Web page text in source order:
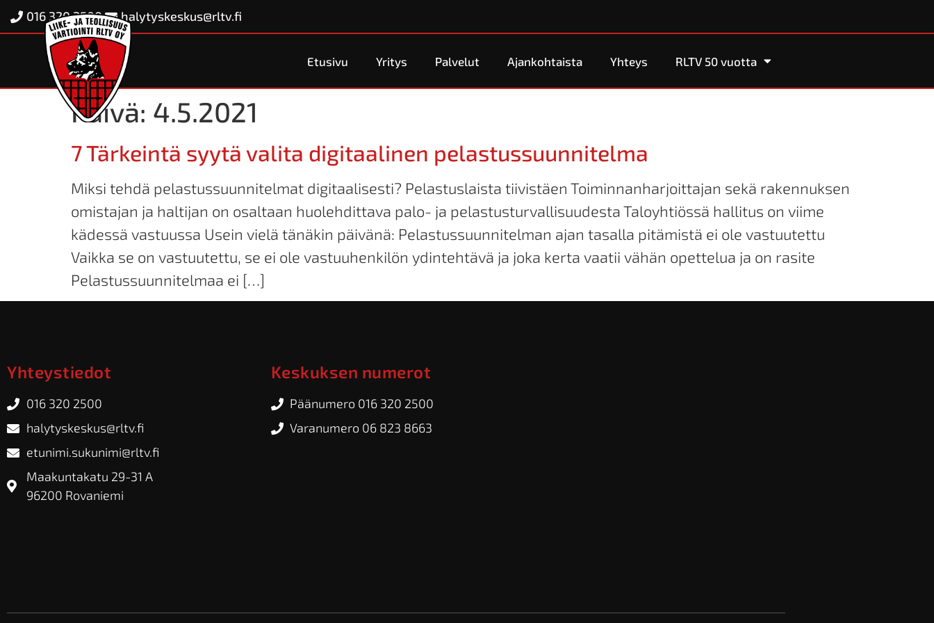
016 320 2500 halytyskeskus@rltv.fi
Etusivu Yritys Palvelut Ajankohtaista Yhteys RLTV 50 vuotta
Päivä: 4.5.2021
7 Tärkeintä syytä valita digitaalinen pelastussuunnitelma
Miksi tehdä pelastussuunnitelmat digitaalisesti? Pelastuslaista tiivistäen Toiminnanharjoittajan sekä rakennuksen
omistajan ja haltijan on osaltaan huolehdittava palo- ja pelastusturvallisuudesta Taloyhtiössä hallitus on viime
kädessä vastuussa Usein vielä tänäkin päivänä: Pelastussuunnitelman ajan tasalla pitämistä ei ole vastuutettu
Vaikka se on vastuutettu, se ei ole vastuuhenkilön ydintehtävä ja joka kerta vaatii vähän opettelua ja on rasite
Pelastussuunnitelmaa ei […]
Yhteystiedot
016 320 2500
halytyskeskus@rltv.fi
etunimi.sukunimi@rltv.fi
Maakuntakatu 29-31 A
96200 Rovaniemi
Keskuksen numerot
Päänumero 016 320 2500
Varanumero 06 823 8663